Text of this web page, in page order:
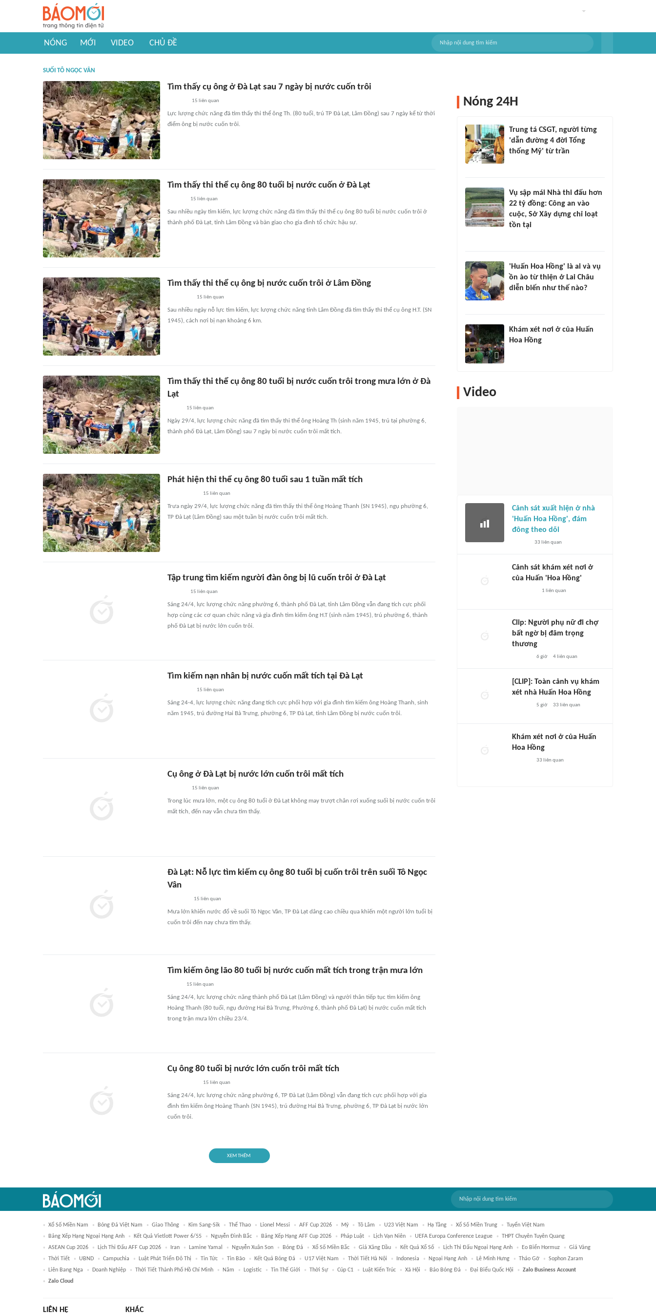
NÓNG MỚI VIDEO CHỦ ĐỀ
SUỐI TÔ NGỌC VÂN
Tìm thấy cụ ông ở Đà Lạt sau 7 ngày bị nước cuốn trôi
15 liên quan
Lực lượng chức năng đã tìm thấy thi thể ông Th. (80 tuổi, trú TP Đà Lạt, Lâm Đồng) sau 7 ngày kể từ thời
điểm ông bị nước cuốn trôi.
Tìm thấy thi thể cụ ông 80 tuổi bị nước cuốn ở Đà Lạt
15 liên quan
Sau nhiều ngày tìm kiếm, lực lượng chức năng đã tìm thấy thi thể cụ ông 80 tuổi bị nước cuốn trôi ở
thành phố Đà Lạt, tỉnh Lâm Đồng và bàn giao cho gia đình tổ chức hậu sự.
Tìm thấy thi thể cụ ông bị nước cuốn trôi ở Lâm Đồng
15 liên quan
Sau nhiều ngày nỗ lực tìm kiếm, lực lượng chức năng tỉnh Lâm Đồng đã tìm thấy thi thể cụ ông H.T. (SN
1945), cách nơi bị nạn khoảng 6 km.
Tìm thấy thi thể cụ ông 80 tuổi bị nước cuốn trôi trong mưa lớn ở Đà
Lạt
15 liên quan
Ngày 29/4, lực lượng chức năng đã tìm thấy thi thể ông Hoàng Th (sinh năm 1945, trú tại phường 6,
thành phố Đà Lạt, Lâm Đồng) sau 7 ngày bị nước cuốn trôi mất tích.
Phát hiện thi thể cụ ông 80 tuổi sau 1 tuần mất tích
15 liên quan
Trưa ngày 29/4, lực lượng chức năng đã tìm thấy thi thể ông Hoàng Thanh (SN 1945), ngụ phường 6,
TP Đà Lạt (Lâm Đồng) sau một tuần bị nước cuốn trôi mất tích.
Tập trung tìm kiếm người đàn ông bị lũ cuốn trôi ở Đà Lạt
15 liên quan
Sáng 24/4, lực lượng chức năng phường 6, thành phố Đà Lạt, tỉnh Lâm Đồng vẫn đang tích cực phối
hợp cùng các cơ quan chức năng và gia đình tìm kiếm ông H.T (sinh năm 1945), trú phường 6, thành
phố Đà Lạt bị nước lớn cuốn trôi.
Tìm kiếm nạn nhân bị nước cuốn mất tích tại Đà Lạt
15 liên quan
Sáng 24-4, lực lượng chức năng đang tích cực phối hợp với gia đình tìm kiếm ông Hoàng Thanh, sinh
năm 1945, trú đường Hai Bà Trưng, phường 6, TP Đà Lạt, tỉnh Lâm Đồng bị nước cuốn trôi.
Cụ ông ở Đà Lạt bị nước lớn cuốn trôi mất tích
15 liên quan
Trong lúc mưa lớn, một cụ ông 80 tuổi ở Đà Lạt không may trượt chân rơi xuống suối bị nước cuốn trôi
mất tích, đến nay vẫn chưa tìm thấy.
Đà Lạt: Nỗ lực tìm kiếm cụ ông 80 tuổi bị cuốn trôi trên suối Tô Ngọc
Vân
15 liên quan
Mưa lớn khiến nước đổ về suối Tô Ngọc Vân, TP Đà Lạt dâng cao chiều qua khiến một người lớn tuổi bị
cuốn trôi đến nay chưa tìm thấy.
Tìm kiếm ông lão 80 tuổi bị nước cuốn mất tích trong trận mưa lớn
15 liên quan
Sáng 24/4, lực lượng chức năng thành phố Đà Lạt (Lâm Đồng) và người thân tiếp tục tìm kiếm ông
Hoàng Thanh (80 tuổi, ngụ đường Hai Bà Trưng, Phường 6, thành phố Đà Lạt) bị nước cuốn mất tích
trong trận mưa lớn chiều 23/4.
Cụ ông 80 tuổi bị nước lớn cuốn trôi mất tích
15 liên quan
Sáng 24/4, lực lượng chức năng phường 6, TP Đà Lạt (Lâm Đồng) vẫn đang tích cực phối hợp với gia
đình tìm kiếm ông Hoàng Thanh (SN 1945), trú đường Hai Bà Trưng, phường 6, TP Đà Lạt bị nước lớn
cuốn trôi.
XEM THÊM
Nóng 24H
Trung tá CSGT, người từng
'dẫn đường 4 đời Tổng
thống Mỹ' từ trần
Vụ sập mái Nhà thi đấu hơn
22 tỷ đồng: Công an vào
cuộc, Sở Xây dựng chỉ loạt
tồn tại
'Huấn Hoa Hồng' là ai và vụ
ồn ào từ thiện ở Lai Châu
diễn biến như thế nào?
Khám xét nơi ở của Huấn
Hoa Hồng
Video
Cảnh sát xuất hiện ở nhà
'Huấn Hoa Hồng', đám
đông theo dõi
33 liên quan
Cảnh sát khám xét nơi ở
của Huấn 'Hoa Hồng'
1 liên quan
Clip: Người phụ nữ đi chợ
bất ngờ bị đâm trọng
thương
6 giờ 4liên quan
[CLIP]: Toàn cảnh vụ khám
xét nhà Huấn Hoa Hồng
5 giờ 33 liên quan
Khám xét nơi ở của Huấn
Hoa Hồng
33 liên quan
Xổ Số Miền Nam Bóng Đá Việt Nam Giao Thông Kim Sang-Sik Thể Thao Lionel Messi AFF Cup 2026 Mỹ Tô Lâm U23 Việt Nam Hạ Tầng Xổ Số Miền Trung
Tuyển Việt Nam
Bảng Xếp Hạng Ngoại Hạng Anh
Kết Quả Vietlott Power 6/55 Nguyễn Đình Bắc Bảng Xếp Hạng AFF Cup 2026 Pháp Luật Lịch Vạn Niên UEFA Europa Conference League
THPT Chuyên Tuyên Quang
ASEAN Cup 2026
Lịch Thi Đấu AFF Cup 2026 Iran Lamine Yamal Nguyễn Xuân Son Bóng Đá Xổ Số Miền Bắc Giá Xăng Dầu Kết Quả Xổ Số Lịch Thi Đấu Ngoại Hạng Anh Eo Biển Hormuz
Giá Vàng
Thời Tiết
UBND Campuchia Luật Phát Triển Đô Thị Tin Tức Tin Bão Kết Quả Bóng Đá U17 Việt Nam Thời Tiết Hà Nội Indonesia Ngoại Hạng Anh Lê Minh Hưng Tháo Gỡ
Sophon Zaram
Liên Bang Nga
Doanh Nghiệp Thời Tiết Thành Phố Hồ Chí Minh Năm Logistic Tin Thế Giới Thời Sự Cúp C1 Luật Kiến Trúc Xã Hội Báo Bóng Đá Đại Biểu Quốc Hội
Zalo Business Account
Zalo Cloud
LIÊN HỆ KHÁC